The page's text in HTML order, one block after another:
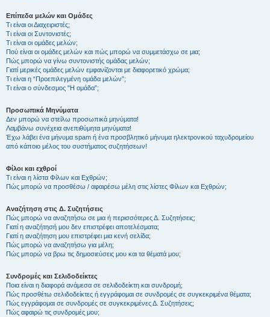
Επίπεδα μελών και Ομάδες
Τι είναι οι Διαχειριστές;
Τι είναι οι Συντονιστές;
Τι είναι οι ομάδες μελών;
Πού είναι οι ομάδες μελών και πώς μπορώ να συμμετάσχω σε μια;
Πώς μπορώ να γίνω συντονιστής ομάδας μελών;
Γιατί μερικές ομάδες μελών εμφανίζονται με διαφορετικό χρώμα;
Τι είναι η “Προεπιλεγμένη ομάδα μελών”;
Τι είναι ο σύνδεσμος "Η ομάδα”;
Προσωπικά Μηνύματα
Δεν μπορώ να στείλω προσωπικά μηνύματα!
Λαμβάνω συνέχεια ανεπιθύμητα μηνύματα!
Έχω λάβει ένα μήνυμα spam ή ένα προσβλητικό μήνυμα ηλεκτρονικού ταχυδρομείου
από κάποιο μέλος του συστήματος συζητήσεων!
Φίλοι και εχθροί
Τι είναι η λίστα Φίλων και Εχθρών;
Πώς μπορώ να προσθέσω / αφαιρέσω μέλη στις λίστες Φίλων και Εχθρών;
Αναζήτηση στις Δ. Συζητήσεις
Πώς μπορώ να αναζητήσω σε μια ή περισσότερες Δ. Συζητήσεις;
Γιατί η αναζήτησή μου δεν επιστρέφει αποτελέσματα;
Γιατί η αναζήτηση μου επιστρέφει μια κενή σελίδα;
Πώς μπορώ να αναζητήσω για μέλη;
Πώς μπορώ να βρω τις δημοσιεύσεις μου και τα θέματά μου;
Συνδρομές και Σελιδοδείκτες
Ποια είναι η διαφορά ανάμεσα σε σελιδοδείκτη και συνδρομή;
Πώς προσθέτω σελιδοδείκτες ή εγγράφομαι σε συνδρομές σε συγκεκριμένα θέματα;
Πώς εγγράφομαι σε συνδρομές σε συγκεκριμένες Δ. Συζητήσεις;
Πώς αφαιρώ τις συνδρομές μου;